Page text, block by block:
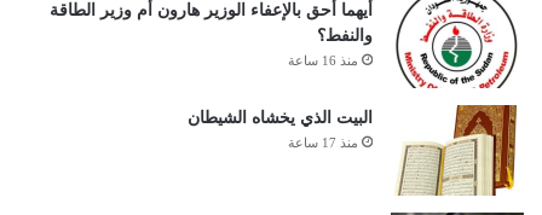
أيهما أحق بالإعفاء الوزير هارون أم وزير الطاقة
والنفط؟
منذ 16 ساعة
البيت الذي يخشاه الشيطان
منذ 17 ساعة